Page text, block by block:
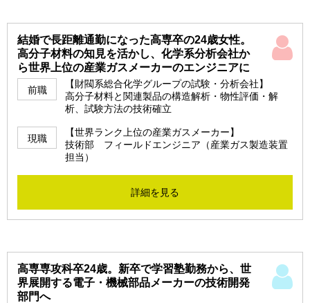
結婚で長距離通勤になった高専卒の24歳女性。
高分子材料の知見を活かし、化学系分析会社か
ら世界上位の産業ガスメーカーのエンジニアに
前職
【財閥系総合化学グループの試験・分析会社】
高分子材料と関連製品の構造解析・物性評価・解
析、試験方法の技術確立
現職
【世界ランク上位の産業ガスメーカー】
技術部 フィールドエンジニア（産業ガス製造装置
担当）
詳細を見る
高専専攻科卒24歳。新卒で学習塾勤務から、世
界展開する電子・機械部品メーカーの技術開発
部門へ